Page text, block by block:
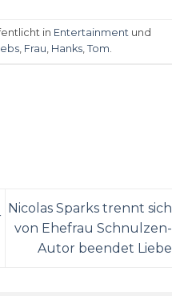
in Entertainment und
Frau Hanks Tom
Nicolas Sparks trennt sich
von Ehefrau Schnulzen-
Autor beendet Liebe